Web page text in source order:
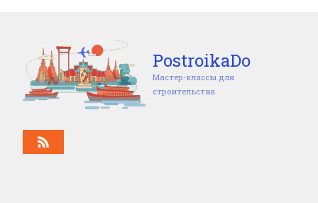
PostroikaDo
Мастер-классы для
строительства